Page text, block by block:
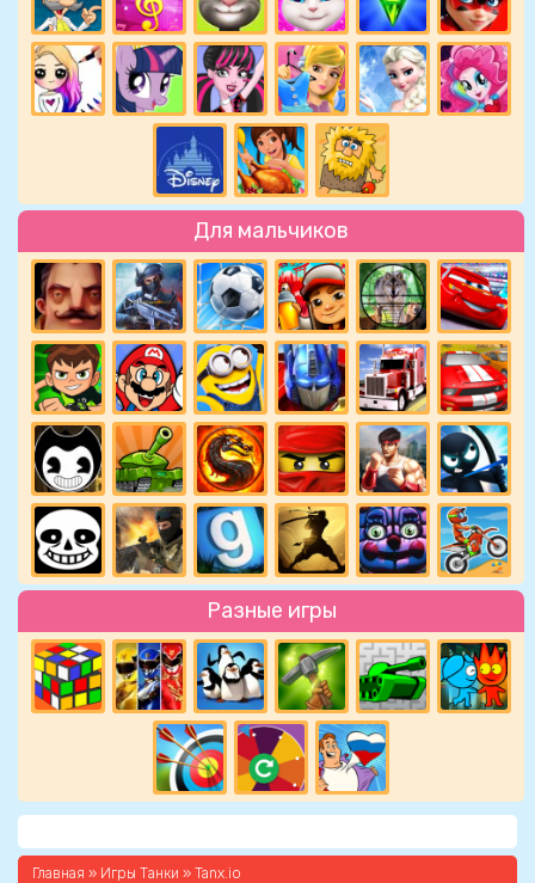
Для мальчиков
Разные игры
Главная » Игры Танки » Tanx.io